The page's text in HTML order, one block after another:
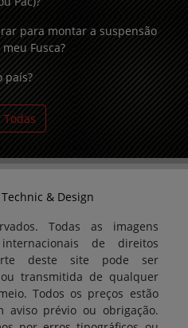
para montar a suspensão
Fusca?
país?
Todas
& Design
Todas as imagens
de direitos
deste site pode ser
transmitida de qualquer
Todos os preços estão
aviso prévio ou obrigação.